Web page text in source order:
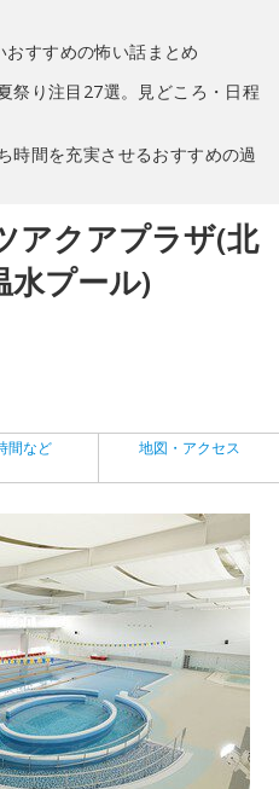
おすすめの怖い話まとめ
祭り注目27選。見どころ・日程
時間を充実させるおすすめの過
アクアプラザ(北
水プール)
間など 地図・アクセス